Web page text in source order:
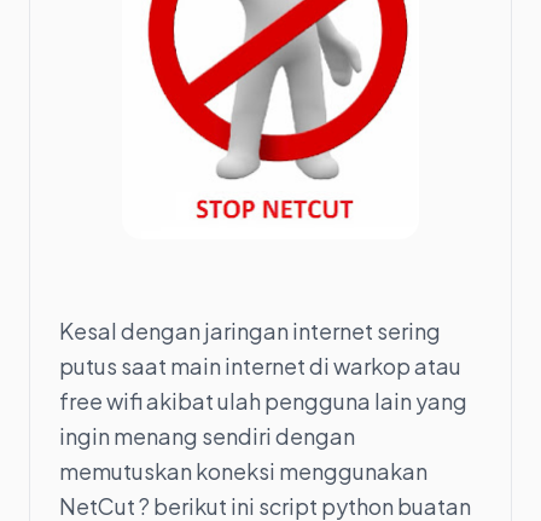
Kesal dengan jaringan internet sering
putus saat main internet di warkop atau
free wifi akibat ulah pengguna lain yang
ingin menang sendiri dengan
memutuskan koneksi menggunakan
NetCut ? berikut ini script python buatan